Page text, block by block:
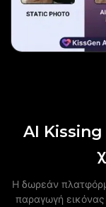
AI
Η δωρεάν
παραγωγή εικόνας